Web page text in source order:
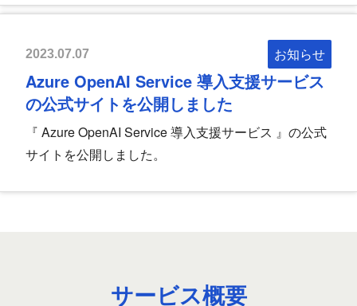
2023.07.07 お知らせ
Azure OpenAI Service 導入支援サービス
の公式サイトを公開しました
『 Azure OpenAI Service 導入支援サービス 』の公式
サイトを公開しました。
サービス概要